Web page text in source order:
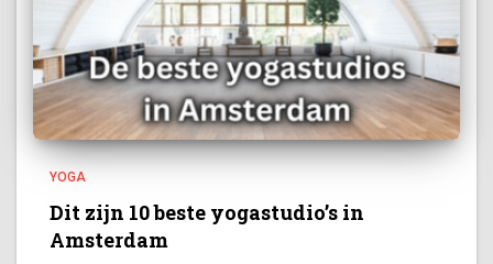
YOGA
Dit zijn 10 beste yogastudio’s in
Amsterdam